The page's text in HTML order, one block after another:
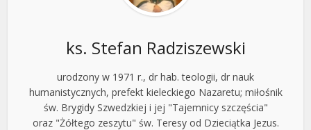
ks. Stefan Radziszewski
urodzony w 1971 r., dr hab. teologii, dr nauk
humanistycznych, prefekt kieleckiego Nazaretu; miłośnik
św. Brygidy Szwedzkiej i jej "Tajemnicy szczęścia"
oraz "Żółtego zeszytu" św. Teresy od Dzieciątka Jezus.